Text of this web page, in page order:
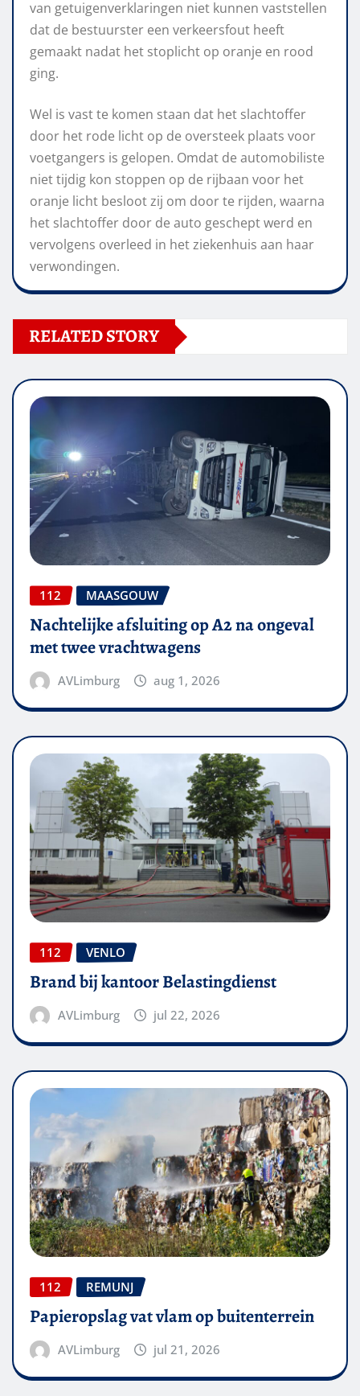
van getuigenverklaringen niet kunnen vaststellen
dat de bestuurster een verkeersfout heeft
gemaakt nadat het stoplicht op oranje en rood
ging.
Wel is vast te komen staan dat het slachtoffer
door het rode licht op de oversteek plaats voor
voetgangers is gelopen. Omdat de automobiliste
niet tijdig kon stoppen op de rijbaan voor het
oranje licht besloot zij om door te rijden, waarna
het slachtoffer door de auto geschept werd en
vervolgens overleed in het ziekenhuis aan haar
verwondingen.
RELATED STORY
112 MAASGOUW
Nachtelijke afsluiting op A2 na ongeval
met twee vrachtwagens
AVLimburg aug 1, 2026
112 VENLO
Brand bij kantoor Belastingdienst
AVLimburg jul 22, 2026
112 REMUNJ
Papieropslag vat vlam op buitenterrein
AVLimburg jul 21, 2026